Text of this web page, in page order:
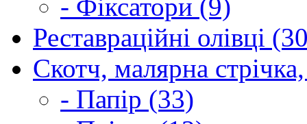
- Фіксатори (9)
Реставраційні олівці
Скотч, малярна
- Папір (33)